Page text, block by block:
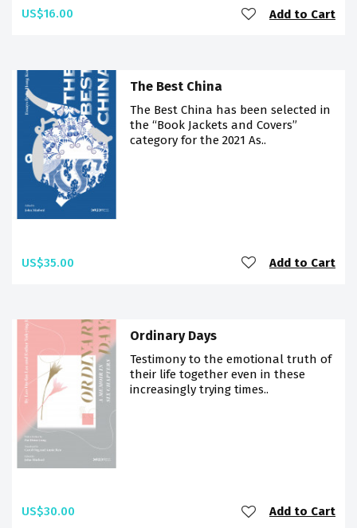
US$16.00 Add to Cart
The Best China
The Best China has been selected in
the “Book Jackets and Covers”
category for the 2021 As..
US$35.00 Add to Cart
Ordinary Days
Testimony to the emotional truth of
their life together even in these
increasingly trying times..
US$30.00 Add to Cart